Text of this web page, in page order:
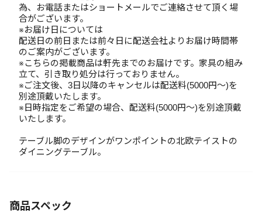
為、お電話またはショートメールでご連絡させて頂く場
合がございます。
※お届け日については
配送日の前日または前々日に配送会社よりお届け時間帯
のご案内がございます。
※こちらの掲載商品は軒先までのお届けです。家具の組み
立て、引き取り処分は行っておりません。
※ご注文後、3日以降のキャンセルは配送料(5000円～)を
別途頂戴いたします。
※日時指定をご希望の場合、配送料(5000円～)を別途頂戴
いたします。
テーブル脚のデザインがワンポイントの北欧テイストの
ダイニングテーブル。
商品スペック